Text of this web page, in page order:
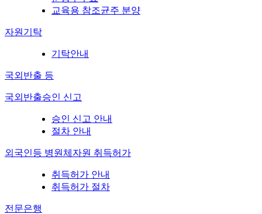
교육용 참조균주 분양
자원기탁
기탁안내
국외반출 등
국외반출승인 신고
승인 신고 안내
절차 안내
외국인등 병원체자원 취득허가
취득허가 안내
취득허가 절차
전문은행